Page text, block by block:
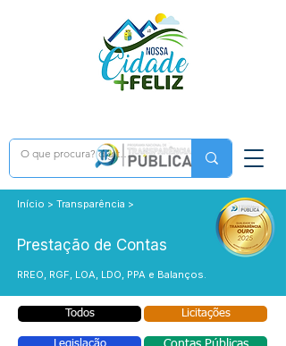
Início > Transparência >
Prestação de Contas
RREO, RGF, LOA, LDO, PPA e Balanços.
Todos Licitações